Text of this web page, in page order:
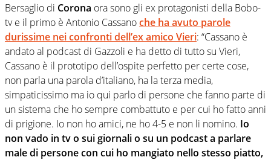
Bersaglio di Corona ora sono gli ex protagonisti della Bobo-
tv e il primo è Antonio Cassanoche ha avuto parole
durissime nei confronti dell’ex amico Vieri: “Cassano è
andato al podcast di Gazzoli e ha detto di tutto su Vieri,
Cassano è il prototipo dell’ospite perfetto per certe cose,
non parla una parola d’italiano, ha la terza media,
simpaticissimo ma io qui parlo di persone che fanno parte di
un sistema che ho sempre combattuto e per cui ho fatto anni
di prigione. Io non ho amici, ne ho 4-5 e non li nomino. Io
non vado in tv o sui giornali o su un podcast a parlare
male di persone con cui ho mangiato nello stesso piatto,